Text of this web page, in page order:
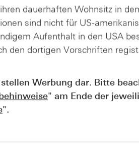
/ 5-Jahreschart im Anhang
dauerhaften Wohnsitz in
sind nicht für US-
Aufenthalt in den USA
den dortigen Vorschriften
Werbung dar. Bitte
" am Ende der
".